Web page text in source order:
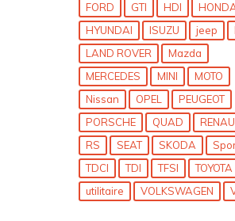
FORD
GTI HDI
HYUNDAI
ISUZU jeep
LAND ROVER
Mazda
MERCEDES
MINI
MOTO
Nissan
OPEL
PEUGEOT
PORSCHE
QUAD
RS
SEAT SKODA
TDCI
TDI TFSI TOYOTA
utilitaire
VOLKSWAGEN